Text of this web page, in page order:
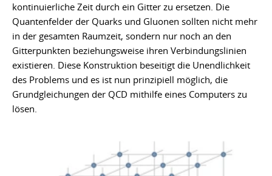
kontinuierliche Zeit durch ein Gitter zu ersetzen. Die
Quantenfelder der Quarks und Gluonen sollten nicht mehr
in der gesamten Raumzeit, sondern nur noch an den
Gitterpunkten beziehungsweise ihren Verbindungslinien
existieren. Diese Konstruktion beseitigt die Unendlichkeit
des Problems und es ist nun prinzipiell möglich, die
Grundgleichungen der QCD mithilfe eines Computers zu
lösen.